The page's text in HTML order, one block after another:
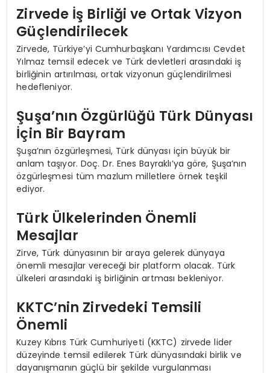
Zirvede İş Birliği ve Ortak Vizyon
Güçlendirilecek
Zirvede, Türkiye’yi Cumhurbaşkanı Yardımcısı Cevdet
Yılmaz temsil edecek ve Türk devletleri arasındaki iş
birliğinin artırılması, ortak vizyonun güçlendirilmesi
hedefleniyor.
Şuşa’nın Özgürlüğü Türk Dünyası
İçin Bir Bayram
Şuşa’nın özgürleşmesi, Türk dünyası için büyük bir
anlam taşıyor. Doç. Dr. Enes Bayraklı’ya göre, Şuşa’nın
özgürleşmesi tüm mazlum milletlere örnek teşkil
ediyor.
Türk Ülkelerinden Önemli
Mesajlar
Zirve, Türk dünyasının bir araya gelerek dünyaya
önemli mesajlar vereceği bir platform olacak. Türk
ülkeleri arasındaki iş birliğinin artması bekleniyor.
KKTC’nin Zirvedeki Temsili
Önemli
Kuzey Kıbrıs Türk Cumhuriyeti (KKTC) zirvede lider
düzeyinde temsil edilerek Türk dünyasındaki birlik ve
dayanışmanın güçlü bir şekilde vurgulanması